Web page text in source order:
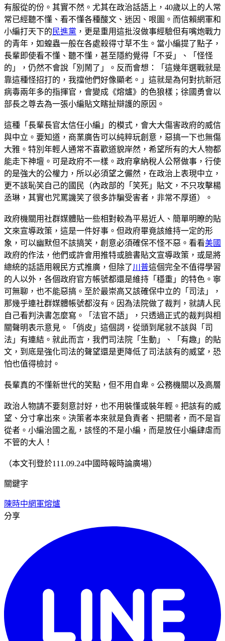
有服從的份。其實不然。尤其在政治話語上，40歲以上的人常
常已經聽不懂、看不懂各種酸文、迷因、哏圖。而信賴網軍和
小編打天下的 民進黨 ，更是重用這批沒做事經驗但有嘴炮戰力
的青年，如蝗蟲一般在各處殺得寸草不生。當小編提了點子，
長輩即使看不懂、聽不懂，甚至隱約覺得「不妥」、「怪怪
的」，仍然不會說「別鬧了」。反而會想：「這幾年選戰就是
靠這種怪招打的，我擋他們好像顯老。」這就是為何對抗新冠
病毒兩年多的指揮官，會變成《熔爐》的色狼樣；徐國勇會以
部長之尊去為一張小編貼文瞎扯辯護的原因。
這種「長輩長官太信任小編」的模式，會大大傷害政府的威信
與中立。要知道，商業廣告可以純粹玩創意，惡搞一下也無傷
大雅。特別年輕人通常不喜歡道貌岸然，希望所有的大人物都
能走下神壇。可是政府不一樣。政府拿納稅人公帑做事，行使
的是強大的公權力，所以必須望之儼然，在政治上表現中立，
更不該恥笑自己的國民（內政部的「笑死」貼文，不只攻擊楊
丞琳，其實也咒罵譏笑了很多詐騙受害者，非常不厚道）。
政府機關用社群媒體貼一些相對較為平易近人、簡單明瞭的貼
文來宣導政策，這是一件好事。但政府畢竟該維持一定的形
象，可以幽默但不該搞笑，創意必須確保不怪不惡。看看美國
政府的作法，他們或許會用推特或臉書貼文宣導政策，或是將
總統的話語用親民方式推廣，但除了川普這個完全不值得學習
的人以外，各個政府官方帳號都還是維持「穩重」的特色。寧
可無聊，也不能惡搞。至於最崇高又該確保中立的「司法」，
那幾乎連社群媒體帳號都沒有。因為法院做了裁判，就請人民
自己看判決書怎麼寫。「法官不語」，只透過正式的裁判與相
關聲明表示意見。「俏皮」這個詞，從頭到尾就不該與「司
法」有連結。就此而言，我們司法院「生動」、「有趣」的貼
文，到底是強化司法的聲望還是更降低了司法該有的威望，恐
怕也值得檢討。
長輩真的不懂新世代的笑點，但不用自卑。公務機關以及高層
政治人物請不要刻意討好，也不用裝懂或裝年輕。把該有的威
望、分寸拿出來。決策者本來就是負責者、把關者，而不是盲
從者。小編治國之亂，該怪的不是小編，而是放任小編肆虐而
不管的大人！
（本文刊登於111.09.24中國時報時論廣場）
關鍵字
陳時中網軍熔爐
分享